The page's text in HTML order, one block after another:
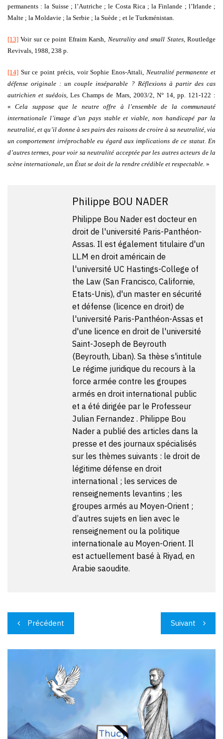
permanents : la Suisse ; l’Autriche ; le Costa Rica ; la Finlande ; l’Irlande ;
Malte ; la Moldavie ; la Serbie ; la Suède ; et le Turkménistan.
[13] Voir sur ce point Efraim Karsh, Neutrality and small States, Routledge
Revivals, 1988, 238 p.
[14] Sur ce point précis, voir Sophie Enos-Attali, Neutralité permanente et
défense originale : un couple inséparable ? Réflexions à partir des cas
autrichien et suédois, Les Champs de Mars, 2003/2, N° 14, pp. 121-122 :
«Cela suppose que le neutre offre à l’ensemble de la communauté
internationale l’image d’un pays stable et viable, non handicapé par la
neutralité, et qu’il donne à ses pairs des raisons de croire à sa neutralité, via
un comportement irréprochable eu égard aux implications de ce statut. En
d’autres termes, pour voir sa neutralité acceptée par les autres acteurs de la
scène internationale, un État se doit de la rendre crédible et respectable. »
Philippe BOU NADER
Philippe Bou Nader est docteur en
droit de l'université Paris-Panthéon-
Assas. Il est également titulaire d'un
LL.M en droit américain de
l'université UC Hastings-College of
the Law (San Francisco, Californie,
Etats-Unis), d'un master en sécurité
et défense (licence en droit) de
l'université Paris-Panthéon-Assas et
d'une licence en droit de l'université
Saint-Joseph de Beyrouth
(Beyrouth, Liban). Sa thèse s'intitule
Le régime juridique du recours à la
force armée contre les groupes
armés en droit international public
et a été dirigée par le Professeur
Julian Fernandez . Philippe Bou
Nader a publié des articles dans la
presse et des journaux spécialisés
sur les thèmes suivants : le droit de
légitime défense en droit
international ; les services de
renseignements levantins ; les
groupes armés au Moyen-Orient ;
d’autres sujets en lien avec le
renseignement ou la politique
internationale au Moyen-Orient. Il
est actuellement basé à Riyad, en
Arabie saoudite.
Navigation
de
l’article
Précédent Suivant